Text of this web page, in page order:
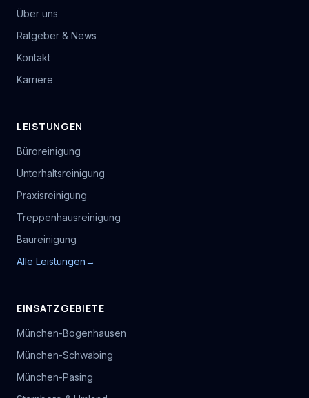
Über uns
Ratgeber & News
Kontakt
Karriere
LEISTUNGEN
Büroreinigung
Unterhaltsreinigung
Praxisreinigung
Treppenhausreinigung
Baureinigung
Alle Leistungen→
EINSATZGEBIETE
München-Bogenhausen
München-Schwabing
München-Pasing